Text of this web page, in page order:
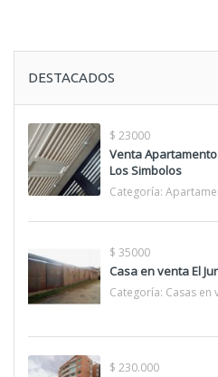
DESTACADOS
$ 23000
Venta
Los Simbolos
Categoría:
$ 35000
Casa en venta El
Categoría: Casas en
$ 230.000